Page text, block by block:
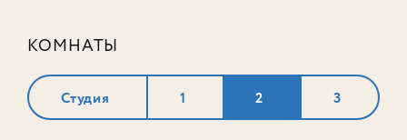
КОМНАТЫ
Студия 1 2 3